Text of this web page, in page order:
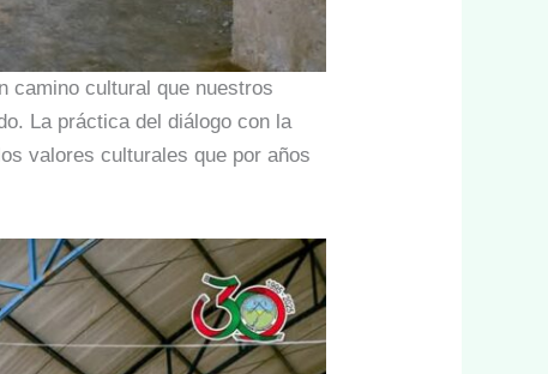
camino cultural que nuestros
La práctica del diálogo con la
valores culturales que por años